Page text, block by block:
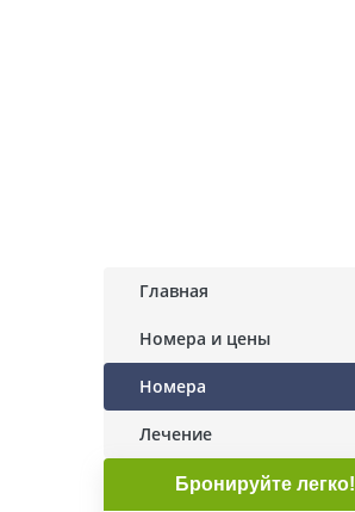
Главная
Номера и цены
Номера
Лечение
Бронируйте легко!